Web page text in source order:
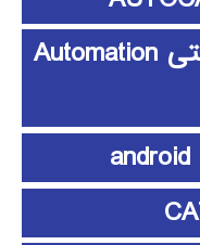
آموزش اتوماسیون صنعتی Automation